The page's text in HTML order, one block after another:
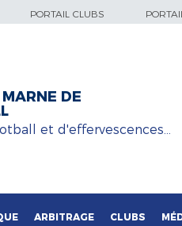
PORTAIL CLUBS
DE
et d'effervescences…
ARBITRAGE CLUBS